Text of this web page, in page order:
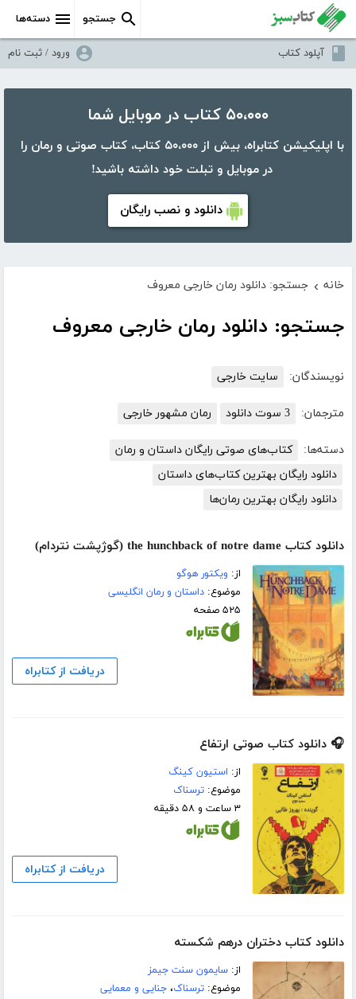
دسته‌ها جستجو
آپلود کتاب ورود / ثبت نام
۵۰،۰۰۰ کتاب در موبایل شما
با اپلیکیشن کتابراه، بیش از ۵۰،۰۰۰ کتاب، کتاب صوتی و رمان را
در موبایل و تبلت خود داشته باشید!
دانلود و نصب رایگان
خانه › جستجو: دانلود رمان خارجی معروف
جستجو: دانلود رمان خارجی معروف
نویسندگان: سایت خارجی
مترجمان: 3 سوت دانلود رمان مشهور خارجی
دسته‌ها:
کتاب‌های صوتی رایگان داستان و رمان
دانلود رایگان بهترین کتاب‌های داستان
دانلود رایگان بهترین رمان‌ها
دانلود کتاب the hunchback of notre dame (گوژپشت نتردام)
از: ویکتور هوگو
موضوع:داستان و رمان انگلیسی
۵۲۵ صفحه
دریافت از کتابراه
🎧 دانلود کتاب صوتی ارتفاع
از: استیون کینگ
موضوع:ترسناک
۳ ساعت و ۵۸ دقیقه
دریافت از کتابراه
دانلود کتاب دختران درهم شکسته
از:سایمون سنت جیمز
موضوع:ترسناک،جنایی و معمایی